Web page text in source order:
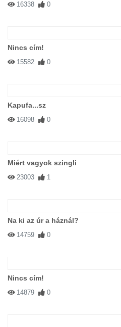
16338 0
Nincs cím!
15582 0
Kapufa...sz
16098 0
Miért vagyok szingli
23003 1
Na ki az úr a háznál?
14759 0
Nincs cím!
14879 0